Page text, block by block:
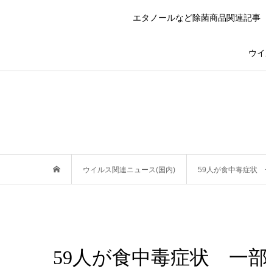
エタノールなど除菌商品関連記事
ウ
ウイルス関連ニュース(国内) 59人が食中毒症状
59人が食中毒症状 一